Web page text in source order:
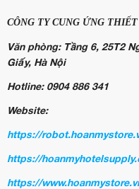
CÔNG TY CUNG ỨNG
Văn phòng: Tầng 6, 25T2
Giấy, Hà Nội
Hotline: 0904 886 341
Website:
https://
https://
https://